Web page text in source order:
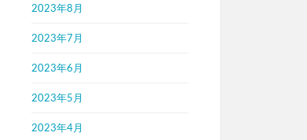
2023年8月
2023年7月
2023年6月
2023年5月
2023年4月